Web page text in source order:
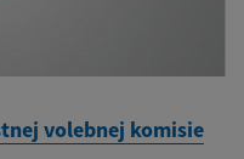
volebnej komisie